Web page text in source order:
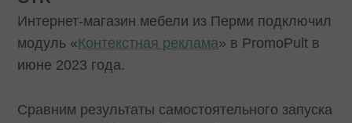
Интернет-магазин мебели из Перми подключил
модуль «Контекстная реклама» в PromoPult в
июне 2023 года.
Сравним результаты самостоятельного запуска